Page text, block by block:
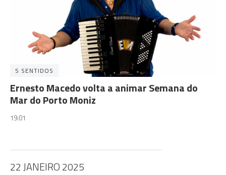
5 SENTIDOS
Ernesto Macedo volta a animar Semana do
Mar do Porto Moniz
19:01
22 JANEIRO 2025